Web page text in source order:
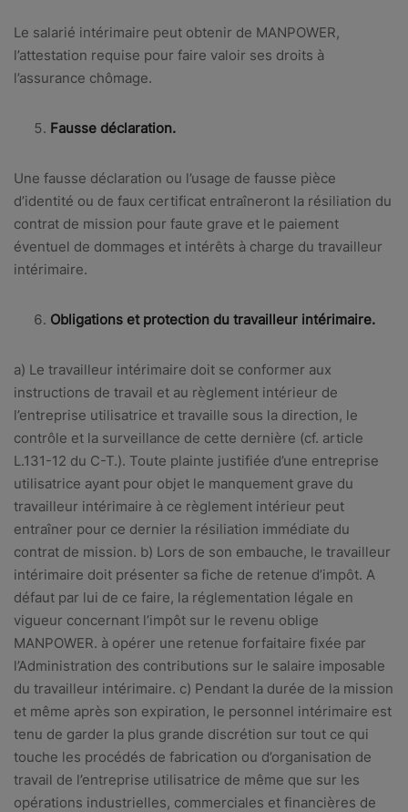
Le salarié intérimaire peut obtenir de MANPOWER,
l’attestation requise pour faire valoir ses droits à
l’assurance chômage.
Fausse déclaration.
Une fausse déclaration ou l’usage de fausse pièce
d’identité ou de faux certificat entraîneront la résiliation du
contrat de mission pour faute grave et le paiement
éventuel de dommages et intérêts à charge du travailleur
intérimaire.
Obligations et protection du travailleur intérimaire.
a) Le travailleur intérimaire doit se conformer aux
instructions de travail et au règlement intérieur de
l’entreprise utilisatrice et travaille sous la direction, le
contrôle et la surveillance de cette dernière (cf. article
L.131-12 du C-T.). Toute plainte justifiée d’une entreprise
utilisatrice ayant pour objet le manquement grave du
travailleur intérimaire à ce règlement intérieur peut
entraîner pour ce dernier la résiliation immédiate du
contrat de mission. b) Lors de son embauche, le travailleur
intérimaire doit présenter sa fiche de retenue d’impôt. A
défaut par lui de ce faire, la réglementation légale en
vigueur concernant l’impôt sur le revenu oblige
MANPOWER. à opérer une retenue forfaitaire fixée par
l’Administration des contributions sur le salaire imposable
du travailleur intérimaire. c) Pendant la durée de la mission
et même après son expiration, le personnel intérimaire est
tenu de garder la plus grande discrétion sur tout ce qui
touche les procédés de fabrication ou d’organisation de
travail de l’entreprise utilisatrice de même que sur les
opérations industrielles, commerciales et financières de